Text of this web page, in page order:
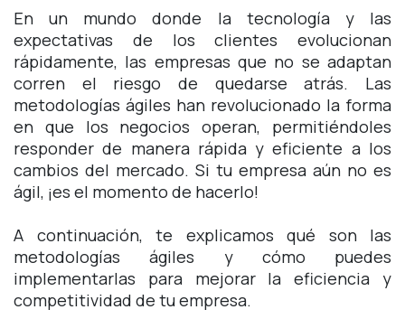
En un mundo donde la tecnología y las
expectativas de los clientes evolucionan
rápidamente, las empresas que no se adaptan
corren el riesgo de quedarse atrás. Las
metodologías ágiles han revolucionado la forma
en que los negocios operan, permitiéndoles
responder de manera rápida y eficiente a los
cambios del mercado. Si tu empresa aún no es
ágil, ¡es el momento de hacerlo!
A continuación, te explicamos qué son las
metodologías ágiles y cómo puedes
implementarlas para mejorar la eficiencia y
competitividad de tu empresa.